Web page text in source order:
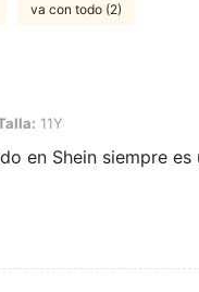
va con todo (2)
11Y
en Shein siempre es